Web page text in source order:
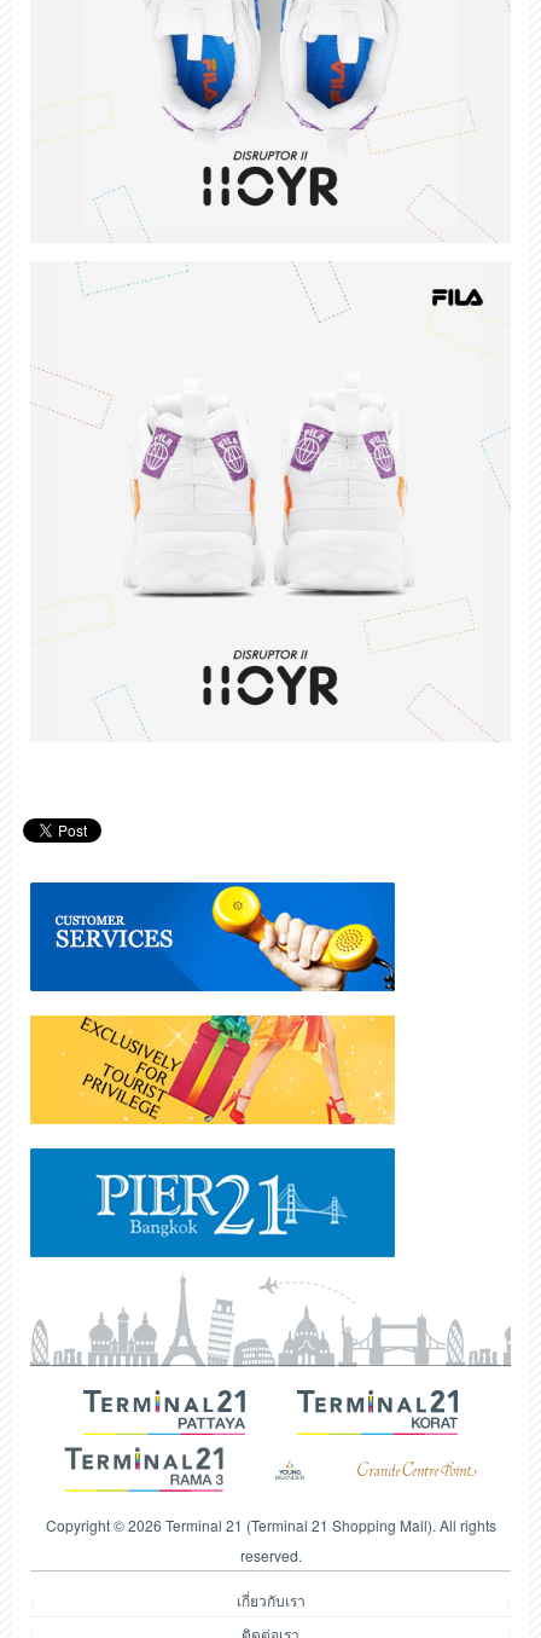
Copyright © 2026 Terminal 21 (Terminal 21 Shopping Mall). All rights
reserved.
เกี่ยวกับเรา
ติดต่อเรา